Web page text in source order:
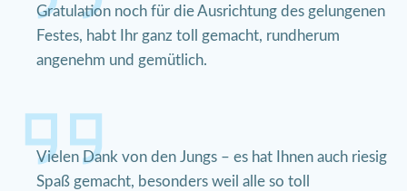
Gratulation noch für die Ausrichtung des gelungenen
Festes, habt Ihr ganz toll gemacht, rundherum
angenehm und gemütlich.
Vielen Dank von den Jungs – es hat Ihnen auch riesig
Spaß gemacht, besonders weil alle so toll